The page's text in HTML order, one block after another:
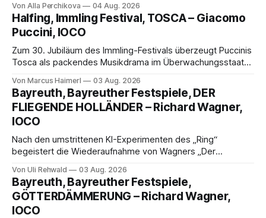
Genau so war der Abend im Kurhaus Wiesbaden, an dem
Johannes Brahms’ Erstes Klavierkonzert d-Moll op. 15 mit
Daniil
Von Alla Perchikova 04 Aug. 2026
Halfing, Immling Festival, TOSCA – Giacomo
Puccini, IOCO
Zum 30. Jubiläum des Immling-Festivals überzeugt Puccinis
Tosca als packendes Musikdrama im Überwachungsstaat
spannend und werkgetreu, getragen von starken Solisten,
eindrucksvollen Projektionen und einer klangvollen
musikalischen Leitung.
Von Marcus Haimerl 03 Aug. 2026
Bayreuth, Bayreuther Festspiele, DER
FLIEGENDE HOLLÄNDER – Richard Wagner,
IOCO
Nach den umstrittenen KI-Experimenten des „Ring“
begeistert die Wiederaufnahme von Wagners „Der
Musik und einem neuen Traumpaar: Elisabeth Teige und
Nicholas Brownlee sorgen für einen der Höhepunkte der
Bayreuther Festspiele 2026.
Von Uli Rehwald 03 Aug. 2026
Bayreuth, Bayreuther Festspiele,
GÖTTERDÄMMERUNG – Richard Wagner,
IOCO